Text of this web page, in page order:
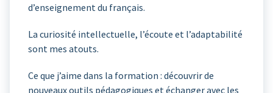
d’enseignement du français.
La curiosité intellectuelle, l’écoute et l’adaptabilité
sont mes atouts.
Ce que j’aime dans la formation : découvrir de
nouveaux outils pédagogiques et échanger avec les